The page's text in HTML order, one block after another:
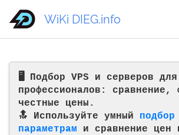
🖥️ Подбор VPS и серверов для
профессионалов: сравнение,
честные цены.
🔝 Используйте умный подбор
параметрам и сравнение цен
WiKi DIEG.info